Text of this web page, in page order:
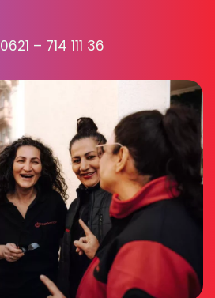
0621 – 714 111 36